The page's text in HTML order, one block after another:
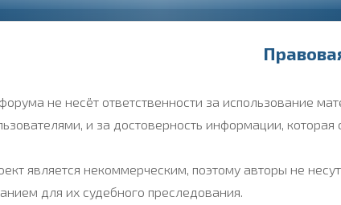
не несёт ответственности за использование
и за достоверность информации, которая
является некоммерческим, поэтому авторы не
для их судебного преследования.